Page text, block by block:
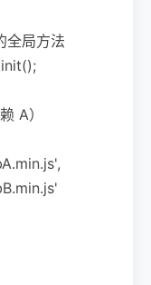
全局方法
A）